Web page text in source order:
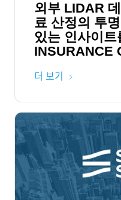
외부 LIDAR
료 산정의 투
있는 인사이
INSURANCE
더 보기